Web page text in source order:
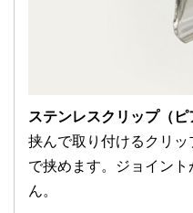
ステンレスクリップ（ピ
挟んで取り付けるクリッ
で挟めます。ジョイン
ん。